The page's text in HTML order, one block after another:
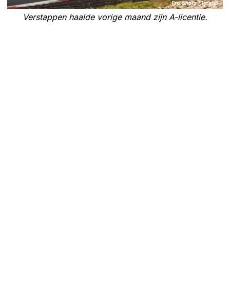
Verstappen haalde vorige maand zijn A-licentie.